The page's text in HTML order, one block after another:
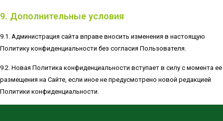
9. Дополнительные условия
9.1. Администрация сайта вправе вносить изменения в настоящую
Политику конфиденциальности без согласия Пользователя.
9.2. Новая Политика конфиденциальности вступает в силу с момента ее
размещения на Сайте, если иное не предусмотрено новой редакцией
Политики конфиденциальности.